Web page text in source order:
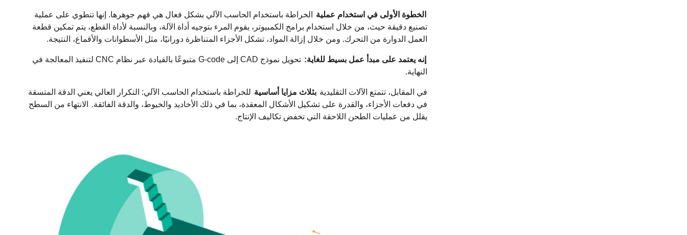
الخطوة الأولى في استخدام عملية
الخراطة باستخدام الحاسب الآلي بشكل فعال هي فهم جوهرها. إنها تنطوي على عملية
تصنيع دقيقة حيث، من خلال استخدام برامج الكمبيوتر، يقوم المرء بتوجيه أداة الآلة، وبالنسبة لأداة القطع، يتم تمكين قطعة
العمل الدوارة من التحرك. ومن خلال إزالة المواد، تشكل الأجزاء المتناظرة دورانيًا، مثل الأسطوانات والأقماع، النتيجة.
إنه يعتمد على مبدأ عمل بسيط للغاية:
تحويل نموذج CAD إلى G-code متبوعًا بالقيادة عبر نظام CNC لتنفيذ المعالجة في
النهاية.
في المقابل، تتمتع الآلات التقليدية بثلاث مزايا أساسية للخراطة باستخدام الحاسب الآلي: التكرار العالي يعني الدقة المتسقة
في دفعات الأجزاء، والقدرة على تشكيل الأشكال المعقدة، بما في ذلك الأخاديد والخيوط، والدقة الفائقة.
الانتهاء من السطح
يقلل من عمليات الطحن اللاحقة التي تخفض تكاليف الإنتاج.